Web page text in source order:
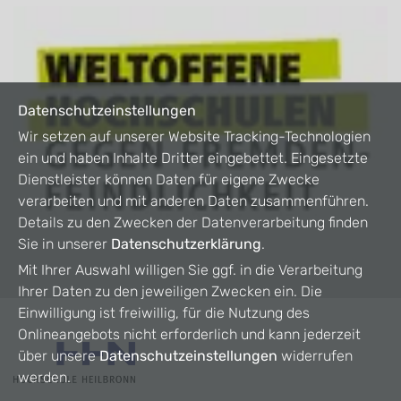
Datenschutzeinstellungen
Wir setzen auf unserer Website Tracking-Technologien
ein und haben Inhalte Dritter eingebettet. Eingesetzte
Dienstleister können Daten für eigene Zwecke
verarbeiten und mit anderen Daten zusammenführen.
Details zu den Zwecken der Datenverarbeitung finden
Sie in unserer Datenschutzerklärung.
Mit Ihrer Auswahl willigen Sie ggf. in die Verarbeitung
Ihrer Daten zu den jeweiligen Zwecken ein. Die
Einwilligung ist freiwillig, für die Nutzung des
Onlineangebots nicht erforderlich und kann jederzeit
über unsereDatenschutzeinstellungen widerrufen
werden.